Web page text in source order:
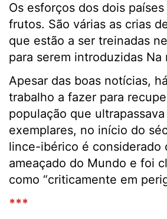
Os esforços dos dois
frutos. São várias as crias
que estão a ser treinadas
para serem introduzidas Na
Apesar das boas notícias,
trabalho a fazer para
população que
exemplares, no início do
lince-ibérico é considerado
ameaçado do Mundo e foi
como “criticamente em
***